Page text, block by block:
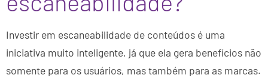
Investir em escaneabilidade de conteúdos é uma
iniciativa muito inteligente, já que ela gera benefícios não
somente para os usuários, mas também para as marcas.